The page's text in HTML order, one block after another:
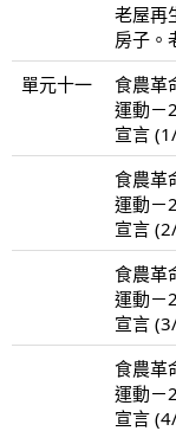
老屋再
房子。
單元十一
食農革
運動－
宣言
食農革
運動－
宣言
食農革
運動－
宣言
食農革
運動－
宣言